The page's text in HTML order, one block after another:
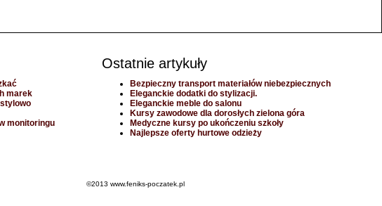
marek
monitoringu
Ostatnie artykuły
Bezpieczny transport materiałów niebezpiecznych
Eleganckie dodatki do stylizacji.
Eleganckie meble do salonu
Kursy zawodowe dla dorosłych zielona góra
Medyczne kursy po ukończeniu szkoły
Najlepsze oferty hurtowe odzieży
©2013 www.feniks-poczatek.pl